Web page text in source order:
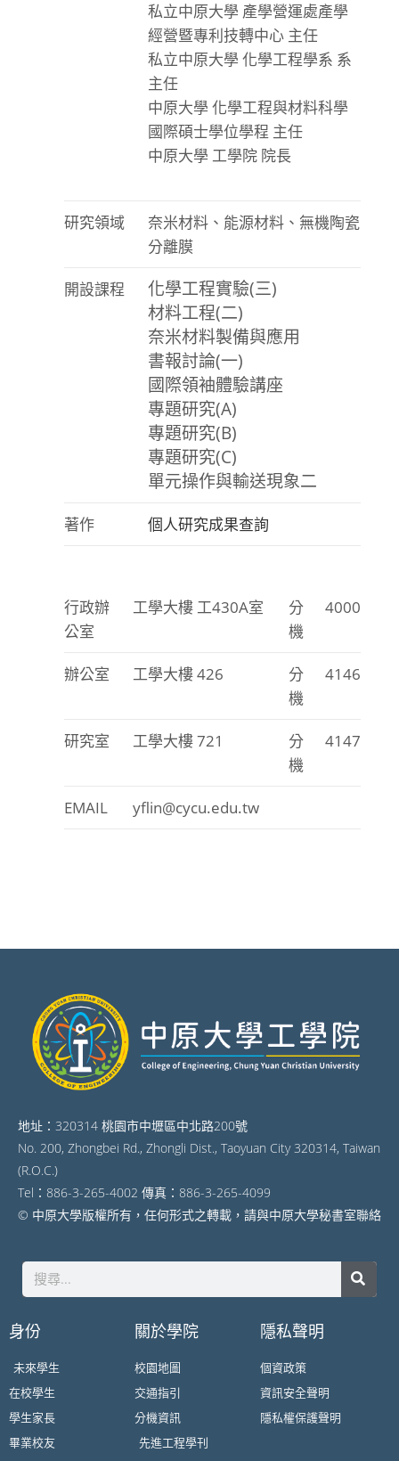
私立中原大學 產學營運處產學
經營暨專利技轉中心 主任
私立中原大學 化學工程學系 系
主任
中原大學 化學工程與材料科學
國際碩士學位學程 主任
中原大學 工學院 院長
研究領域
奈米材料、能源材料、無機陶瓷
分離膜
開設課程
化學工程實驗(三)
材料工程(二)
奈米材料製備與應用
書報討論(一)
國際領袖體驗講座
專題研究(A)
專題研究(B)
專題研究(C)
單元操作與輸送現象二
著作 個人研究成果查詢
行政辦
公室
工學大樓 工430A室
分
機
4000
辦公室 工學大樓 426
分
機
4146
研究室 工學大樓 721
分
機
4147
EMAIL yflin@cycu.edu.tw
地址：320314 桃園市中壢區中北路200號
No. 200, Zhongbei Rd., Zhongli Dist., Taoyuan City 320314, Taiwan
(R.O.C.)
Tel：886-3-265-4002 傳真：886-3-265-4099
© 中原大學版權所有，任何形式之轉載，請與中原大學秘書室聯絡
身份
未來學生
在校學生
學生家長
畢業校友
關於學院
校園地圖
交通指引
分機資訊
先進工程學刊
隱私聲明
個資政策
資訊安全聲明
隱私權保護聲明